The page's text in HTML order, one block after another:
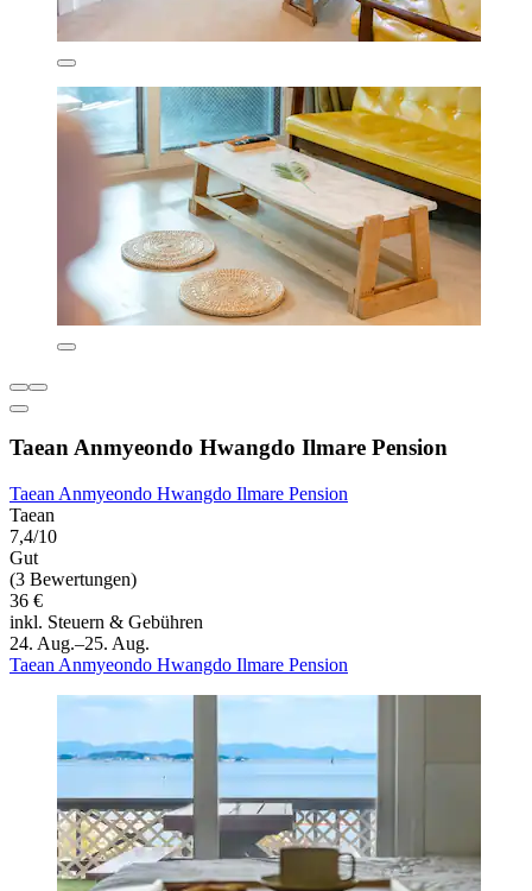
Taean Anmyeondo Hwangdo Ilmare Pension
Taean Anmyeondo Hwangdo Ilmare Pension
Taean
7,4/10
Gut
(3 Bewertungen)
36 €
inkl. Steuern & Gebühren
24. Aug.–25. Aug.
Taean Anmyeondo Hwangdo Ilmare Pension